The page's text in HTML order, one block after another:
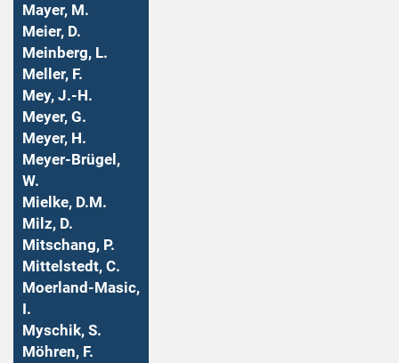
Mayer, M.
Meier, D.
Meinberg, L.
Meller, F.
Mey, J.-H.
Meyer, G.
Meyer, H.
Meyer-Brügel,
W.
Mielke, D.M.
Milz, D.
Mitschang, P.
Mittelstedt, C.
Moerland-Masic,
I.
Myschik, S.
Möhren, F.